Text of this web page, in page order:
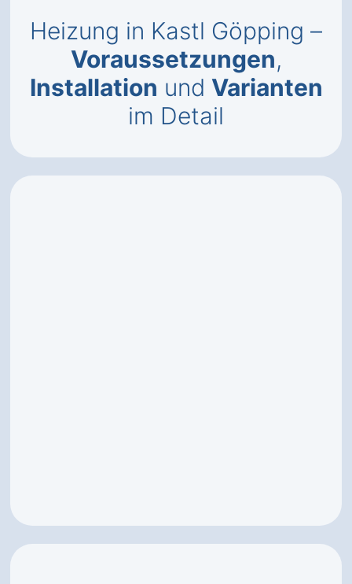
Heizung in Kastl Göpping –
Voraussetzungen,
Installation und Varianten
im Detail